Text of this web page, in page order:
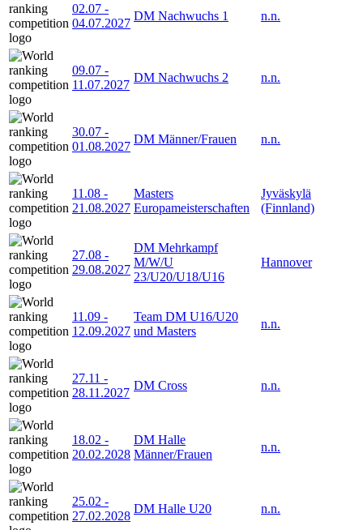
02.07 -
04.07.2027
DM Nachwuchs 1 n.n.
09.07 -
11.07.2027
DM Nachwuchs 2 n.n.
30.07 -
01.08.2027
DM Männer/Frauen n.n.
11.08 -
21.08.2027
Masters
Europameisterschaften
Jyväskylä
(Finnland)
27.08 -
29.08.2027
DM Mehrkampf
M/W/U
23/U20/U18/U16
Hannover
11.09 -
12.09.2027
Team DM U16/U20
und Masters
n.n.
27.11 -
28.11.2027
DM Cross n.n.
18.02 -
20.02.2028
DM Halle
Männer/Frauen
n.n.
25.02 -
27.02.2028
DM Halle U20 n.n.